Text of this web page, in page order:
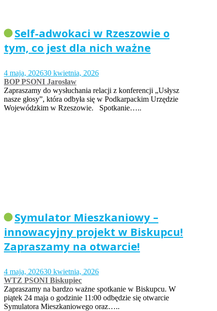
Self-adwokaci w Rzeszowie o
tym, co jest dla nich ważne
4 maja, 202630 kwietnia, 2026
BOP PSONI Jarosław
Zapraszamy do wysłuchania relacji z konferencji „Usłysz
nasze głosy”, która odbyła się w Podkarpackim Urzędzie
Wojewódzkim w Rzeszowie. Spotkanie…..
Symulator Mieszkaniowy –
innowacyjny projekt w Biskupcu!
Zapraszamy na otwarcie!
4 maja, 202630 kwietnia, 2026
WTZ PSONI Biskupiec
Zapraszamy na bardzo ważne spotkanie w Biskupcu. W
piątek 24 maja o godzinie 11:00 odbędzie się otwarcie
Symulatora Mieszkaniowego oraz…..